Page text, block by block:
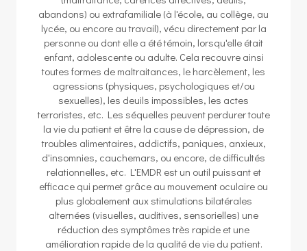
abandons) ou extrafamiliale (à l'école, au collège, au
lycée, ou encore au travail), vécu directement par la
personne ou dont elle a été témoin, lorsqu'elle était
enfant, adolescente ou adulte. Cela recouvre ainsi
toutes formes de maltraitances, le harcèlement, les
agressions (physiques, psychologiques et/ou
sexuelles), les deuils impossibles, les actes
terroristes, etc. Les séquelles peuvent perdurer toute
la vie du patient et être la cause de dépression, de
troubles alimentaires, addictifs, paniques, anxieux,
d'insomnies, cauchemars, ou encore, de difficultés
relationnelles, etc. L'EMDR est un outil puissant et
efficace qui permet grâce au mouvement oculaire ou
plus globalement aux stimulations bilatérales
alternées (visuelles, auditives, sensorielles) une
réduction des symptômes très rapide et une
amélioration rapide de la qualité de vie du patient.